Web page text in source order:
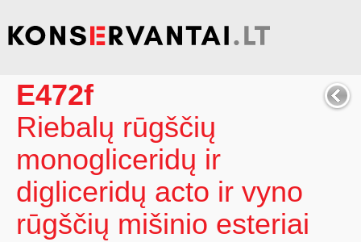
E472f
Riebalų rūgščių
monogliceridų ir
digliceridų acto ir vyno
rūgščių mišinio esteriai